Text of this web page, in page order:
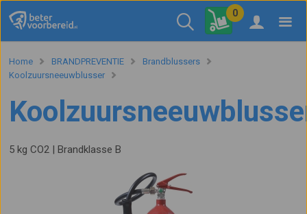
0
Home BRANDPREVENTIE
Brandblussers
Koolzuursneeuwblusser
5 kg CO2 | Brandklasse B